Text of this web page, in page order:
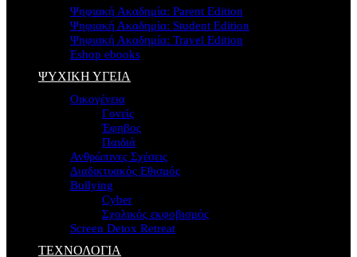
Ψηφιακή Ακαδημία: Parent Edition
Ψηφιακή Ακαδημία: Student Edition
Ψηφιακή Ακαδημία: Travel Edition
Eshop ebooks
ΨΥΧΙΚΗ ΥΓΕΙΑ
Οικογένεια
Γονείς
Έφηβος
Παιδιά
Ανθρώπινες Σχέσεις
Διαδικτυακός Εθισμός
Bullying
Cyber
Σχολικός εκφοβισμός
Screen Detox Retreat
ΤΕΧΝΟΛΟΓΙΑ